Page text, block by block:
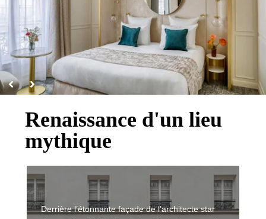
Renaissance d'un lieu
mythique
Derrière l’étonnante façade de l’architecte star